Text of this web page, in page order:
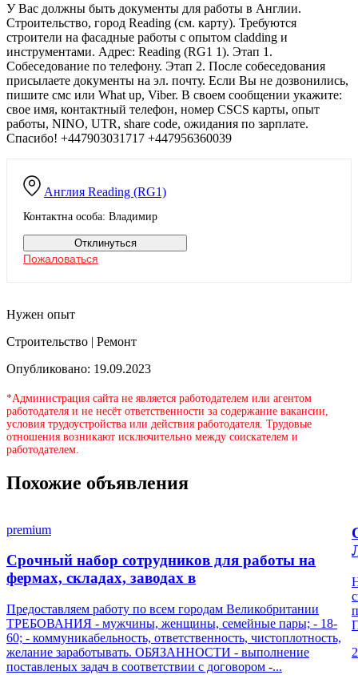
Англия Reading (RG1)
Контактна особа: Владимир
Отклинуться
Пожаловаться
У Вас должны быть документы для работы в Англии.
Строительство, город Reading (см. карту). Требуются
строители на фасадные работы с опытом cladding и
инструментами. Адрес: Reading (RG1 1). Этап 1.
Собеседование по телефону. Этап 2. После собеседования
присылаете документы на эл. почту. Если Вы не дозвонились,
пишите смс или What up, Viber. В своем сообщении укажите:
свое имя, контактный телефон, номер CSCS карты, опыт
работы, NINO, UTR, share code, ожидания по зарплате.
Спасибо! +447903031717 +447956360039
Нужен опыт
Строительство | Ремонт
Опубликовано: 19.09.2023
*Администрация сайта не является работодателем или агентом
работодателя и не несёт ответственности за содержание вакансии,
условия трудоустройства или действия работодателя. Трудовые
отношения возникают исключительно между соискателем и
работодателем.
Похожие объявления
premium
Срочный набор сотрудников для работы на
фермах, складах, заводах в
Предоставляем работу по всем городам Великобритании
ТРЕБОВАНИЯ - мужчины, женщины, семейные пары; - 18-
60; - коммуникабельность, ответственность, чистоплотность,
желание заработывать. ОБЯЗАННОСТИ - выполнение
поставленых задач в соответствии с договором -...